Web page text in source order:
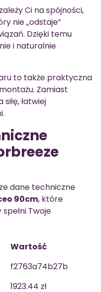
Ci na spójności,
nie „odstaje”
Dzięki temu
i naturalnie
to także praktyczna
Zamiast
łatwiej
dane techniczne
90cm, które
Twoje
Wartość
f2763a74b27b
1923.44 zł